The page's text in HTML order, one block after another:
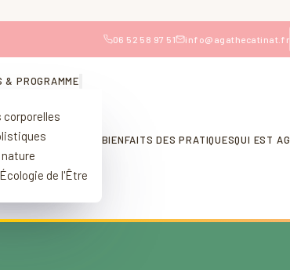
06 52 58 97 51 info@agathecatinat.fr
& PROGRAMME
corporelles
de l'Être
BIENFAITS DES PRATIQUESQUI EST